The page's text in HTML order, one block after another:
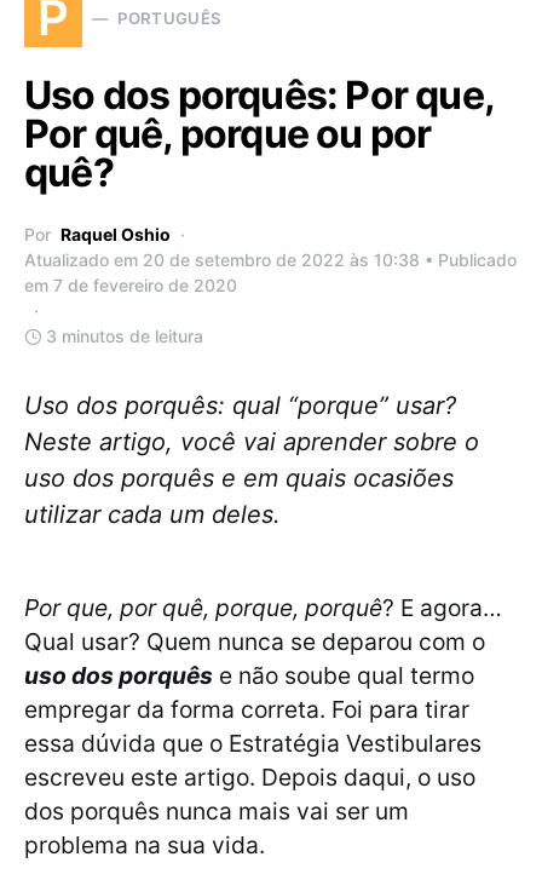
P PORTUGUÊS
Uso dos porquês: Por que,
Por quê, porque ou por
quê?
Por Raquel Oshio
Atualizado em 20 de setembro de 2022 às 10:38 • Publicado
em 7 de fevereiro de 2020
3 minutos de leitura
Uso dos porquês: qual “porque” usar?
Neste artigo, você vai aprender sobre o
uso dos porquês e em quais ocasiões
utilizar cada um deles.
Por que, por quê, porque, porquê? E agora…
Qual usar? Quem nunca se deparou com o
uso dos porquês e não soube qual termo
empregar da forma correta. Foi para tirar
essa dúvida que o Estratégia Vestibulares
escreveu este artigo. Depois daqui, o uso
dos porquês nunca mais vai ser um
problema na sua vida.